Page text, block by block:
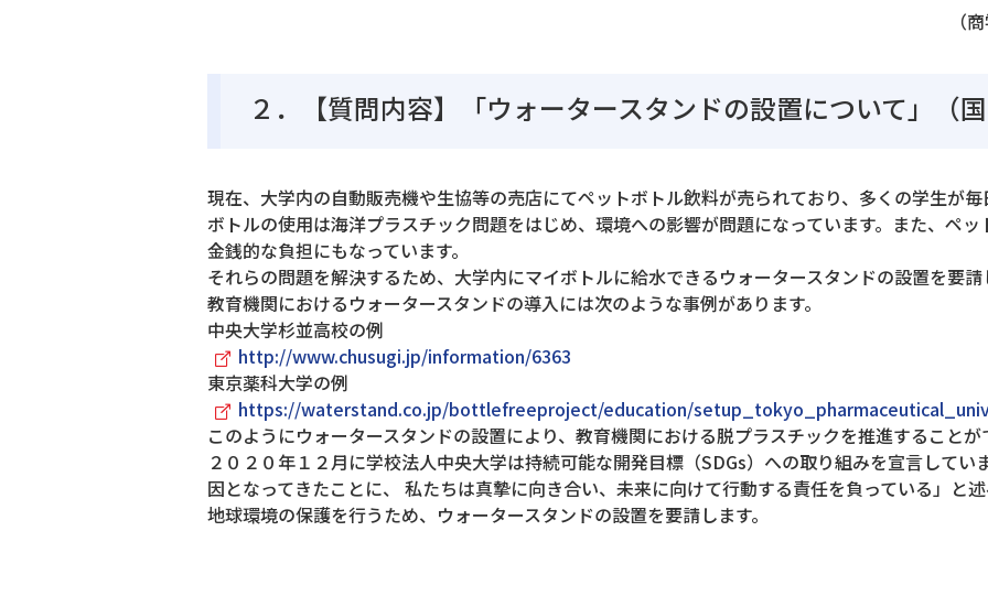
（
２．【質問内容】「ウォータースタンドの設置について」（
現在、大学内の自動販売機や生協等の売店にてペットボトル飲料が売られており、多くの学生が
ボトルの使用は海洋プラスチック問題をはじめ、環境への影響が問題になっています。また、ペ
金銭的な負担にもなっています。
それらの問題を解決するため、大学内にマイボトルに給水できるウォータースタンドの設置を要請
教育機関におけるウォータースタンドの導入には次のような事例があります。
中央大学杉並高校の例
http://www.chusugi.jp/information/6363
東京薬科大学の例
https://waterstand.co.jp/bottlefreeproject/education/
このようにウォータースタンドの設置により、教育機関における脱プラスチックを推進することが
２０２０年１２月に学校法人中央大学は持続可能な開発目標（SDGs）への取り組みを宣言してい
因となってきたことに、 私たちは真摯に向き合い、未来に向けて行動する責任を負っている」と
地球環境の保護を行うため、ウォータースタンドの設置を要請します。